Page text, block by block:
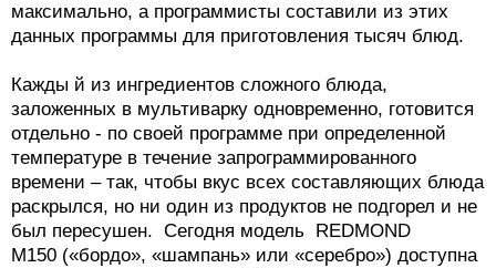
максимально, а программисты составили из этих
данных программы для приготовления тысяч блюд.
Кажды й из ингредиентов сложного блюда,
заложенных в мультиварку одновременно, готовится
отдельно - по своей программе при определенной
температуре в течение запрограммированного
времени – так, чтобы вкус всех составляющих блюда
раскрылся, но ни один из продуктов не подгорел и не
был пересушен. Сегодня модель REDMOND
M150 («бордо», «шампань» или «серебро») доступна